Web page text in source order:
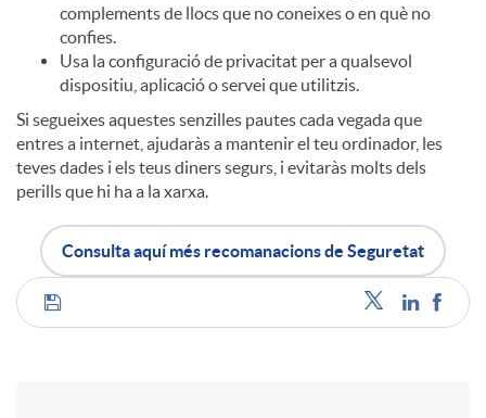
complements de llocs que no coneixes o en què no
confies.
Usa la configuració de privacitat per a qualsevol
dispositiu, aplicació o servei que utilitzis.
Si segueixes aquestes senzilles pautes cada vegada que
entres a internet, ajudaràs a mantenir el teu ordinador, les
teves dades i els teus diners segurs, i evitaràs molts dels
perills que hi ha a la xarxa.
Consulta aquí més recomanacions de Seguretat
C